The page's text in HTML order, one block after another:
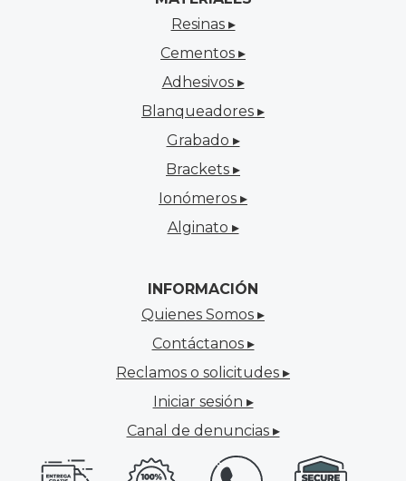
Resinas ▸
Cementos ▸
Adhesivos ▸
Blanqueadores ▸
Grabado ▸
Brackets ▸
Ionómeros ▸
Alginato ▸
INFORMACIÓN
Quienes Somos ▸
Contáctanos ▸
Reclamos o solicitudes ▸
Iniciar sesión ▸
Canal de denuncias ▸